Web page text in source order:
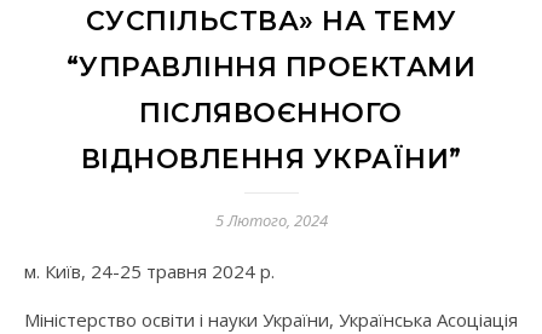
СУСПІЛЬСТВА» НА ТЕМУ
“УПРАВЛІННЯ ПРОЕКТАМИ
ПІСЛЯВОЄННОГО
ВІДНОВЛЕННЯ УКРАЇНИ”
5 Лютого, 2024
м. Київ, 24-25 травня 2024 р.
Міністерство освіти і науки України, Українська Асоціація